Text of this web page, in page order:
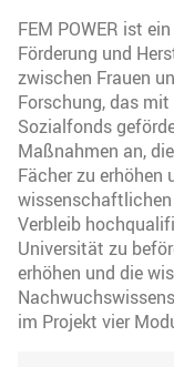
FEM POWER ist
Förderung und
zwischen Frauen
Forschung, das
Sozialfonds
Maßnahmen an,
Fächer zu erhöhen
Verbleib
Universität zu
erhöhen und die
im Projekt vier